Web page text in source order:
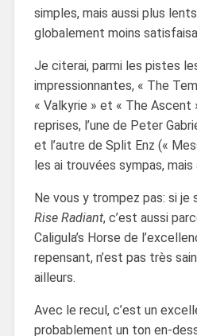
simples, mais aussi plus
globalement moins
Je citerai, parmi les pistes
impressionnantes, « The
« Valkyrie » et « The Ascent
reprises, l’une de Peter
et l’autre de Split Enz («
les ai trouvées sympas,
Ne vous y trompez pas: si je
Rise Radiant, c’est aussi
Caligula’s Horse de
repensant, n’est pas très
ailleurs.
Avec le recul, c’est un
probablement un ton en-